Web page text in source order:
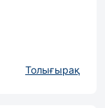
Толығырақ